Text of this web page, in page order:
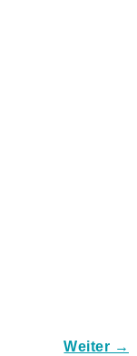
Weiter →